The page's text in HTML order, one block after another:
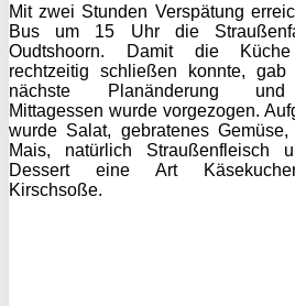
Mit zwei Stunden Verspätung
Bus um 15 Uhr die
Oudtshoorn. Damit die
rechtzeitig schließen konnte,
nächste Planänderung
Mittagessen wurde vorgezogen.
wurde Salat, gebratenes
Mais, natürlich Straußenfleisch
Dessert eine Art
Kirschsoße.